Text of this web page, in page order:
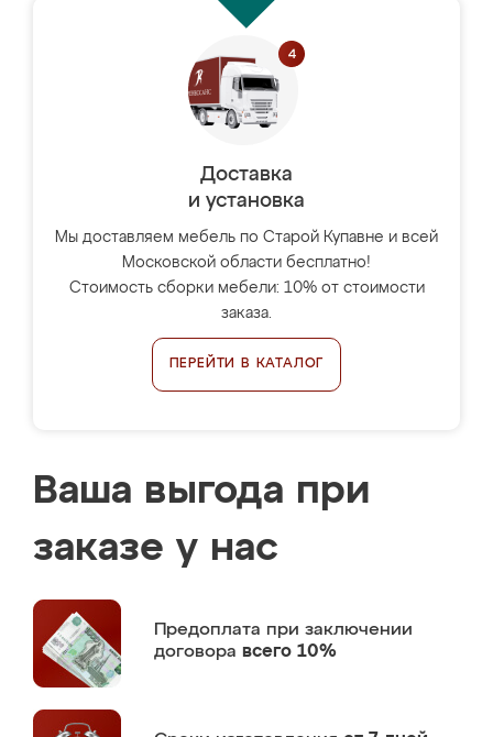
Доставка
и установка
Мы доставляем мебель по Старой Купавне и всей
Московской области бесплатно!
Стоимость сборки мебели: 10% от стоимости
заказа.
ПЕРЕЙТИ В КАТАЛОГ
Ваша выгода при
заказе у нас
Предоплата при заключении
договора всего 10%